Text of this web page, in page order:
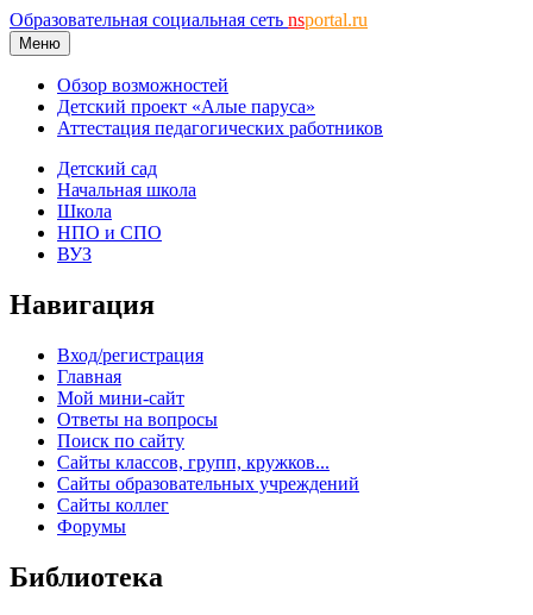
Образовательная социальная сеть nsportal.ru
Меню
Обзор возможностей
Детский проект «Алые паруса»
Аттестация педагогических работников
Детский сад
Начальная школа
Школа
НПО и СПО
ВУЗ
Навигация
Вход/регистрация
Главная
Мой мини-сайт
Ответы на вопросы
Поиск по сайту
Сайты классов, групп, кружков...
Сайты образовательных учреждений
Сайты коллег
Форумы
Библиотека